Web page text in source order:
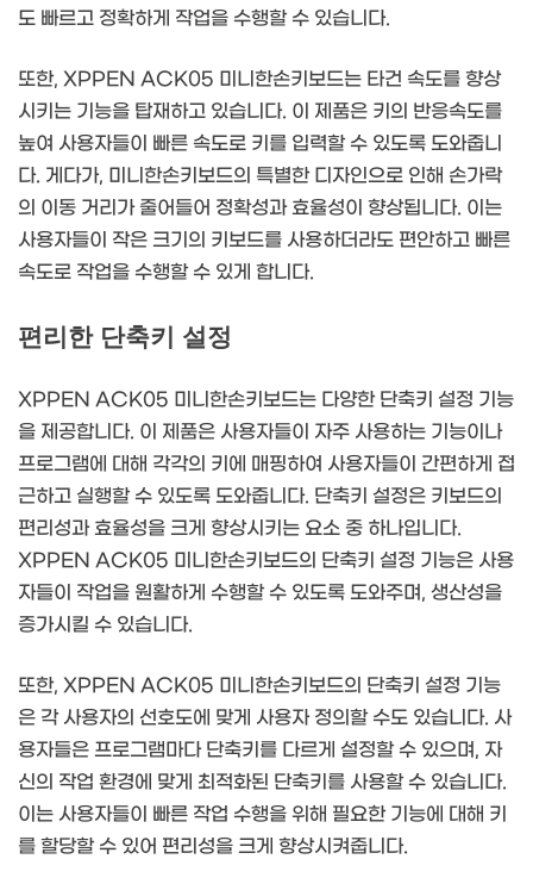
도 빠르고 정확하게 작업을 수행할 수 있습니다.
또한, XPPEN ACK05 미니한손키보드는 타건 속도를 향상
시키는 기능을 탑재하고 있습니다. 이 제품은 키의 반응속도를
높여 사용자들이 빠른 속도로 키를 입력할 수 있도록 도와줍니
다. 게다가, 미니한손키보드의 특별한 디자인으로 인해 손가락
의 이동 거리가 줄어들어 정확성과 효율성이 향상됩니다. 이는
사용자들이 작은 크기의 키보드를 사용하더라도 편안하고 빠른
속도로 작업을 수행할 수 있게 합니다.
편리한 단축키 설정
XPPEN ACK05 미니한손키보드는 다양한 단축키 설정 기능
을 제공합니다. 이 제품은 사용자들이 자주 사용하는 기능이나
프로그램에 대해 각각의 키에 매핑하여 사용자들이 간편하게 접
근하고 실행할 수 있도록 도와줍니다. 단축키 설정은 키보드의
편리성과 효율성을 크게 향상시키는 요소 중 하나입니다.
XPPEN ACK05 미니한손키보드의 단축키 설정 기능은 사용
자들이 작업을 원활하게 수행할 수 있도록 도와주며, 생산성을
증가시킬 수 있습니다.
또한, XPPEN ACK05 미니한손키보드의 단축키 설정 기능
은 각 사용자의 선호도에 맞게 사용자 정의할 수도 있습니다. 사
용자들은 프로그램마다 단축키를 다르게 설정할 수 있으며, 자
신의 작업 환경에 맞게 최적화된 단축키를 사용할 수 있습니다.
이는 사용자들이 빠른 작업 수행을 위해 필요한 기능에 대해 키
를 할당할 수 있어 편리성을 크게 향상시켜줍니다.